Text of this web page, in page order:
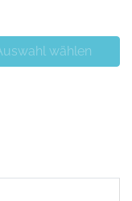
wählen